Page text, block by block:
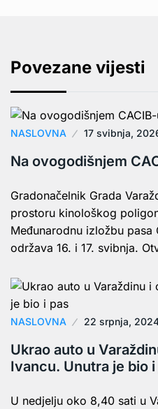
Povezane vijesti
NASLOVNA 17 svibnja,
Na ovogodišnjem
Gradonačelnik Grada
prostoru kinološkog
Međunarodnu izložbu pasa
održava 16. i 17. svibnja.
NASLOVNA 22 srpnja,
Ukrao auto u
Ivancu. Unutra je bio i
U nedjelju oko 8,40 sati u